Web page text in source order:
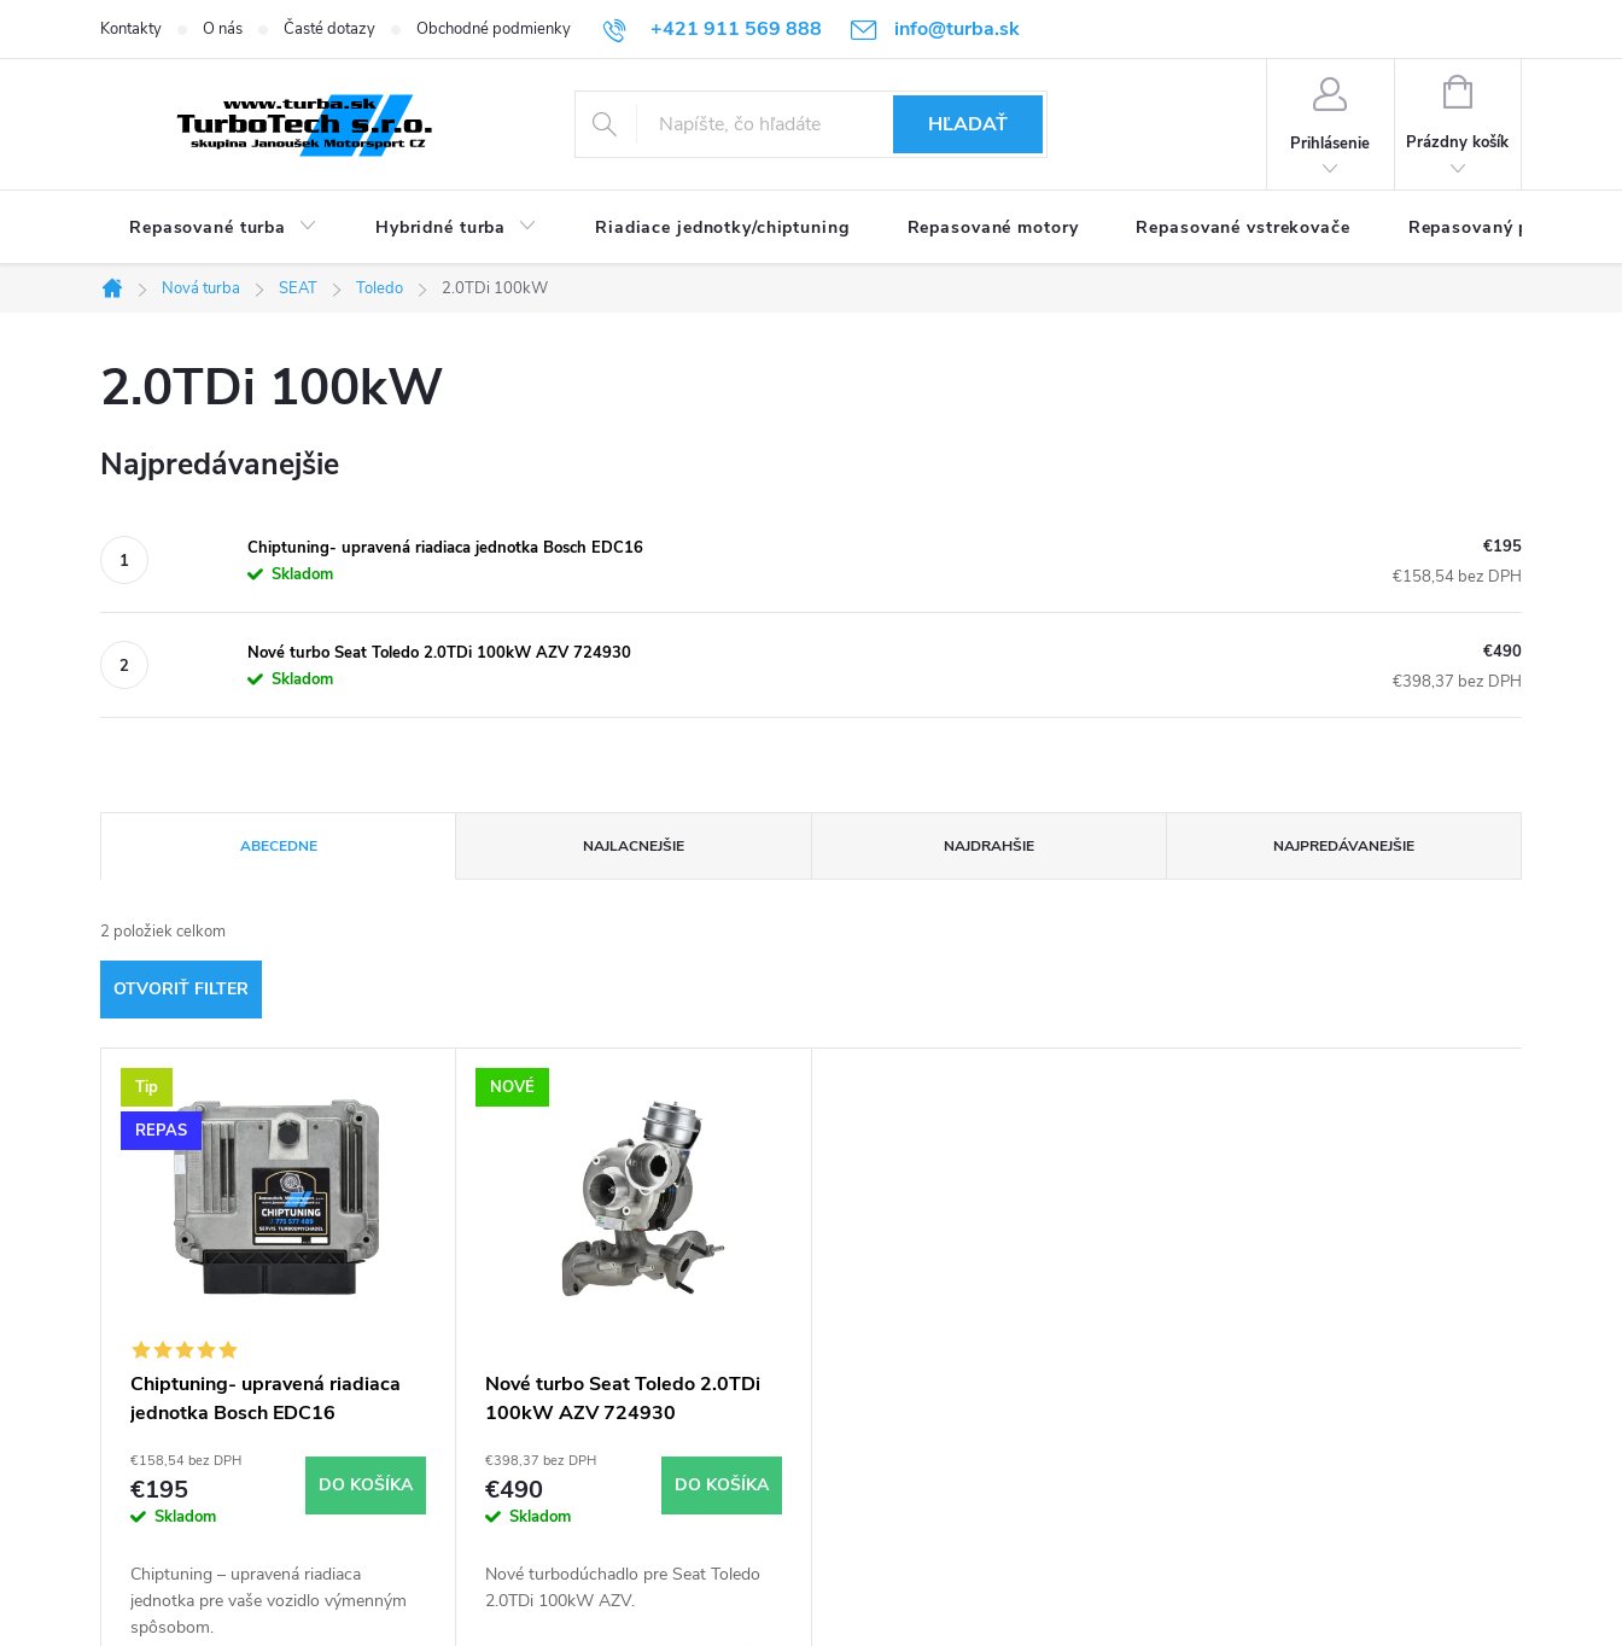
+421 911 569 888 info@turba.sk
Kontakty O nás Časté dotazy Obchodné podmienky GDPR
HĽADAŤ
Prihlásenie
NÁKUPNÝ
Prázdny košík
Repasované turba Hybridné turba Riadiace jednotky/chiptuning Repasované motory Repasované vstrekovače Repasovaný pohon TDM
Domov
Nová turba SEAT Toledo 2.0TDi 100kW
2.0TDi 100kW
Najpredávanejšie
Chiptuning- upravená riadiaca jednotka Bosch EDC16
Skladom
€195
€158,54 bez DPH
Nové turbo Seat Toledo 2.0TDi 100kW AZV 724930
Skladom
€490
€398,37 bez DPH
a
d
e
n
ABECEDNE NAJLACNEJŠIE NAJDRAHŠIE NAJPREDÁVANEJŠIE
2 položiek celkom
OTVORIŤ FILTER
V
ý
Tip
REPAS
Chiptuning- upravená riadiaca
jednotka Bosch EDC16
€158,54 bez DPH
€195
Skladom
DO KOŠÍKA
Chiptuning – upravená riadiaca
jednotka pre vaše vozidlo výmenným
spôsobom.
NOVÉ
Nové turbo Seat Toledo 2.0TDi
100kW AZV 724930
€398,37 bez DPH
€490
Skladom
DO KOŠÍKA
Nové turbodúchadlo pre Seat Toledo
2.0TDi 100kW AZV.